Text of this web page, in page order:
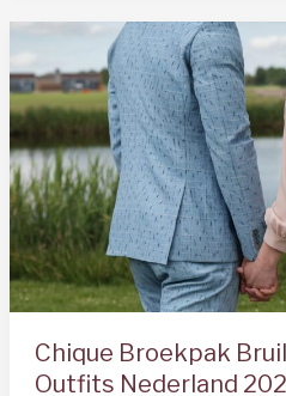
Gast
Complete
Outfit
Guide
Chique Broekpak
Outfits Nederland